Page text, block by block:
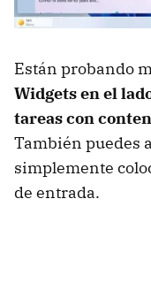
Están probando
Widgets en el
tareas con
También puedes
simplemente
de entrada.